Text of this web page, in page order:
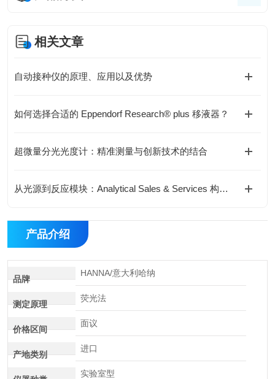
相关文章
自动接种仪的原理、应用以及优势
如何选择合适的 Eppendorf Research® plus 移液器？
超微量分光光度计：精准测量与创新技术的结合
从光源到反应模块：Analytical Sales & Services 构建标准化光化学实验体系
产品介绍
品牌
HANNA/意大利哈纳
测定原理
荧光法
价格区间
面议
产地类别
进口
实验室型